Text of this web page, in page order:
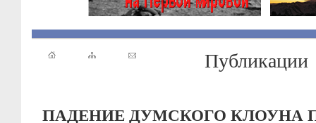
Публикации
ПАДЕНИЕ ДУМСКОГО КЛОУНА